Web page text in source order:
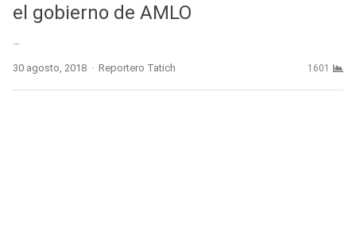
el gobierno de AMLO
…
30 agosto, 2018 Author
Reportero Tatich 1601